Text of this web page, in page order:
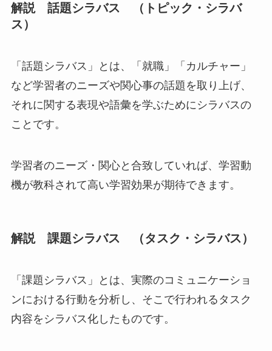
解説 話題シラバス （トピック・シラバ
ス）
「話題シラバス」 とは、
「就職」「カルチャー」
など学習者のニーズや関心事の話題を取り上げ、
それに関する表現や語彙を学ぶためにシラバスの
ことです。
学習者のニーズ・関心と合致していれば、学習動
機が教科されて高い学習効果が期待できます。
解説 課題シラバス （タスク・シラバス）
「課題シラバス」 とは、 実際のコミュニケーショ
ンにおける行動を分析し、そこで行われるタスク
内容をシラバス化したものです。